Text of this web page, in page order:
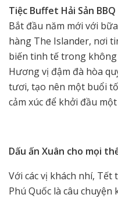
Tiệc Buffet Hải Sản
Bắt đầu năm mới với
hàng The Islander, nơi
biến tinh tế trong
Hương vị đậm đà hòa
tươi, tạo nên một buổi
cảm xúc để khởi đầu
Dấu ấn Xuân cho mọi
Với các vị khách nhí,
Phú Quốc là câu